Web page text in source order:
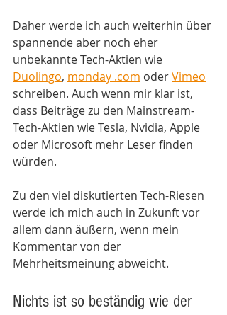
Daher werde ich auch weiterhin über
spannende aber noch eher
unbekannte Tech-Aktien wie
Duolingo, monday .com oder Vimeo
schreiben. Auch wenn mir klar ist,
dass Beiträge zu den Mainstream-
Tech-Aktien wie Tesla, Nvidia, Apple
oder Microsoft mehr Leser finden
würden.
Zu den viel diskutierten Tech-Riesen
werde ich mich auch in Zukunft vor
allem dann äußern, wenn mein
Kommentar von der
Mehrheitsmeinung abweicht.
Nichts ist so beständig wie der